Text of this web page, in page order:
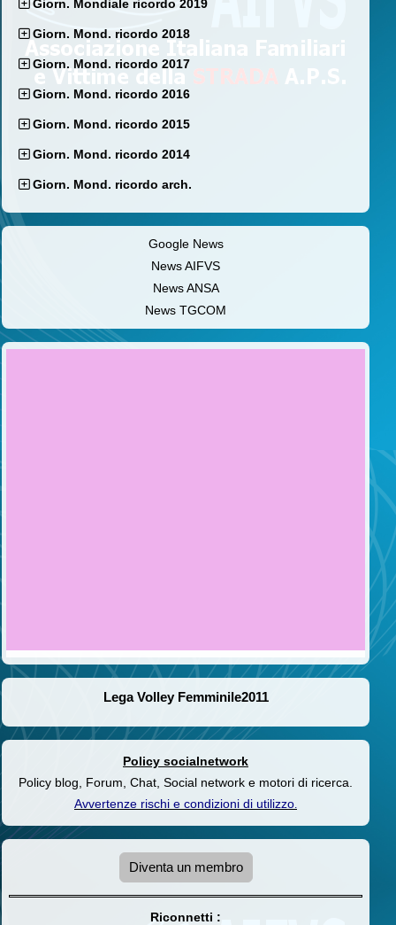
Giorn. Mondiale ricordo 2019
Giorn. Mond. ricordo 2018
Giorn. Mond. ricordo 2017
Giorn. Mond. ricordo 2016
Giorn. Mond. ricordo 2015
Giorn. Mond. ricordo 2014
Giorn. Mond. ricordo arch.
Google News
News AIFVS
News ANSA
News TGCOM
Lega Volley Femminile2011
Policy socialnetwork
Policy blog, Forum, Chat, Social network e motori di ricerca.
Avvertenze rischi e condizioni di utilizzo
Diventa un membro
Riconnetti :